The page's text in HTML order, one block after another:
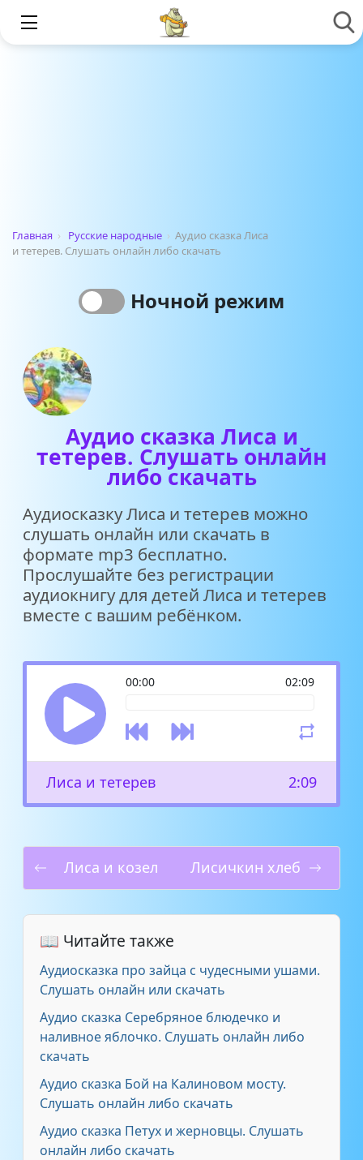
Главная › Русские народные › Аудио сказка Лиса
и тетерев. Слушать онлайн либо скачать
Ночной режим
Аудио сказка Лиса и
тетерев. Слушать онлайн
либо скачать
Аудиосказку Лиса и тетерев можно
слушать онлайн или скачать в
формате mp3 бесплатно.
Прослушайте без регистрации
аудиокнигу для детей Лиса и тетерев
вместе с вашим ребёнком.
00:00 02:09
Лиса и тетерев 2:09
Лиса и козел Лисичкин хлеб
📖 Читайте также
Аудиосказка про зайца с чудесными ушами.
Слушать онлайн или скачать
Аудио сказка Серебряное блюдечко и
наливное яблочко. Слушать онлайн либо
скачать
Аудио сказка Бой на Калиновом мосту.
Слушать онлайн либо скачать
Аудио сказка Петух и жерновцы. Слушать
онлайн либо скачать